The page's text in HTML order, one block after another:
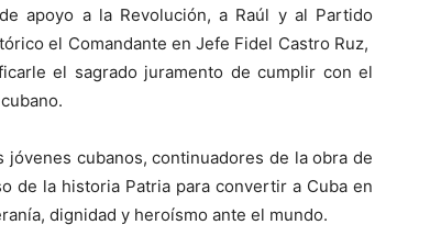
apoyo a la Revolución, a Raúl y al Partido
el Comandante en Jefe Fidel Castro Ruz,
el sagrado juramento de cumplir con el
cubanos, continuadores de la obra de
de la historia Patria para convertir a Cuba en
dignidad y heroísmo ante el mundo.